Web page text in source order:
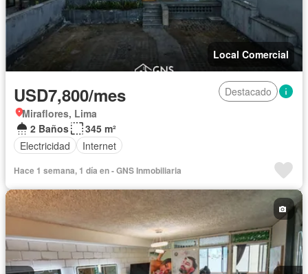
Local Comercial
USD7,800/mes
Destacado
Miraflores, Lima
2 Baños
345 m²
Electricidad
Internet
Hace 1 semana, 1 día en - GNS Inmobiliaria